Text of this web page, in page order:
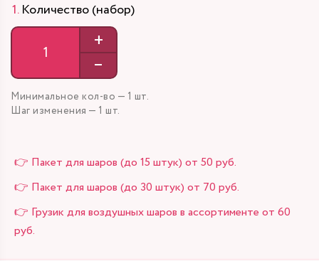
Количество (набор)
+
–
Минимальное кол-во — 1 шт.
Шаг изменения — 1 шт.
👉 Пакет для шаров (до 15 штук) от 50 руб.
👉 Пакет для шаров (до 30 штук) от 70 руб.
👉 Грузик для воздушных шаров в ассортименте от 60
руб.